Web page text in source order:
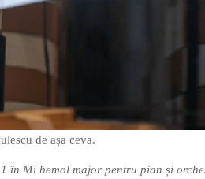
de așa ceva.
în Mi bemol major pentru pian și